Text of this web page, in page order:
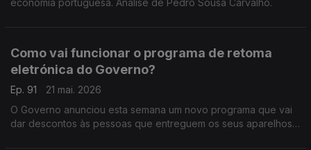
economia portuguesa. Análise de Pedro Sousa Carvalho.
Como vai funcionar o programa de retoma
eletrónica do Governo?
Ep. 91
21 mai. 2026
O Governo anunciou esta semana um novo programa que vai
dar descontos às pessoas que entreguem os seus aparelhos